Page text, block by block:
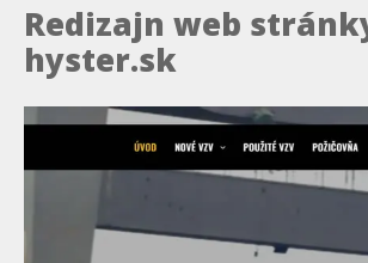
Redizajn web
hyster.sk